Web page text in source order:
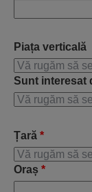
Piața verticală
Sunt interesat
Țară *
Oraș *